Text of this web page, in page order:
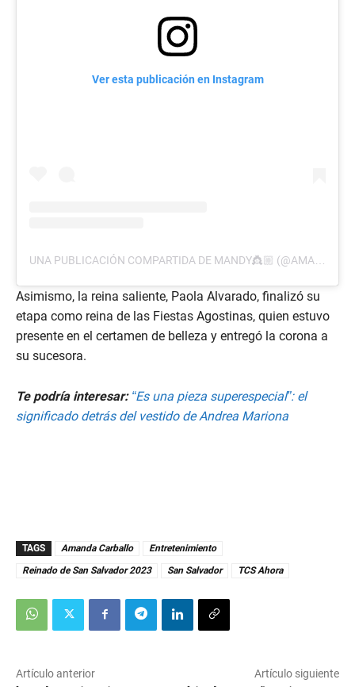
Ver esta publicación en Instagram
UNA PUBLICACIÓN COMPARTIDA DE MANDY👸🏼 (@AMANDACARBALLO9)
Asimismo, la reina saliente, Paola Alvarado, finalizó su
etapa como reina de las Fiestas Agostinas, quien estuvo
presente en el certamen de belleza y entregó la corona a
su sucesora.
Te podría interesar: “Es una pieza superespecial”: el
significado detrás del vestido de Andrea Mariona
TAGS Amanda Carballo
Entretenimiento
Reinado de San Salvador 2023
San Salvador TCS Ahora
Artículo anterior Artículo siguiente